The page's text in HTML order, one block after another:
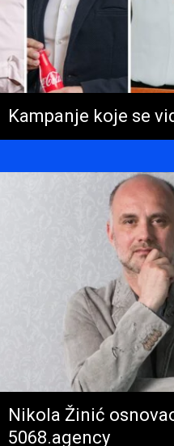
Kampanje koje se
Nikola Žinić
5068.agency